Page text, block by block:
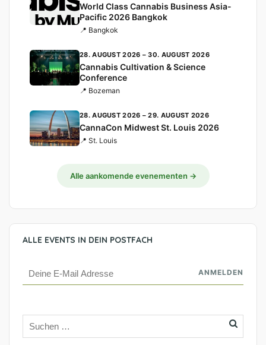
World Class Cannabis Business Asia-
Pacific 2026 Bangkok
📍 Bangkok
28. AUGUST 2026 – 30. AUGUST 2026
Cannabis Cultivation & Science
Conference
📍 Bozeman
28. AUGUST 2026 – 29. AUGUST 2026
CannaCon Midwest St. Louis 2026
📍 St. Louis
Alle aankomende evenementen →
ALLE EVENTS IN DEIN POSTFACH